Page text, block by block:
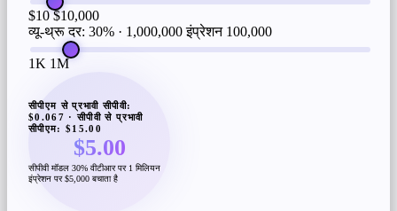
$10 $10,000
व्यू-थ्रू दर: 30% · 1,000,000 इंप्रेशन 100,000
1K 1M
सीपीएम से प्रभावी सीपीवी:
$0.067 · सीपीवी से प्रभावी
सीपीएम: $15.00
$5.00
सीपीवी मॉडल 30% वीटीआर पर 1 मिलियन
इंप्रेशन पर $5,000 बचाता है